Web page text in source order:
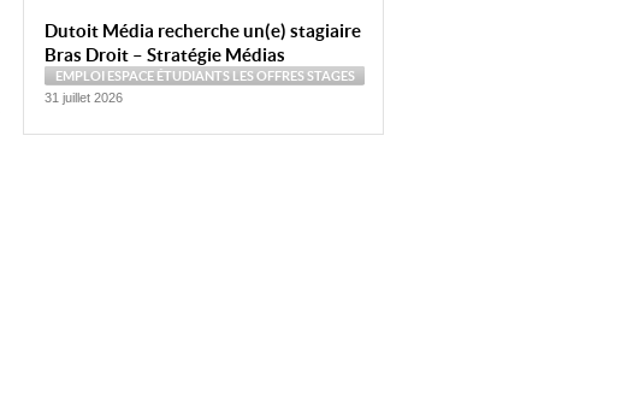
Dutoit Média recherche un(e) stagiaire
Bras Droit – Stratégie Médias
EMPLOI ESPACE ÉTUDIANTS LES OFFRESSTAGES
31 juillet 2026